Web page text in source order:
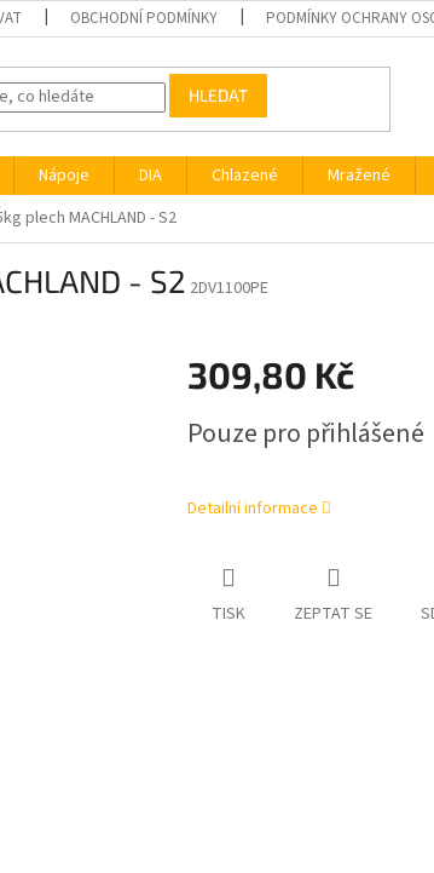
OBCHODNÍ PODMÍNKY PODMÍNKY OCHRANY
HLEDAT
Nápoje DIA Chlazené Mražené
plech MACHLAND - S2
- S2 2DV1100PE
309,80 Kč
cena:
Pouze pro přihlášené
Detailní informace
TISK ZEPTAT SE